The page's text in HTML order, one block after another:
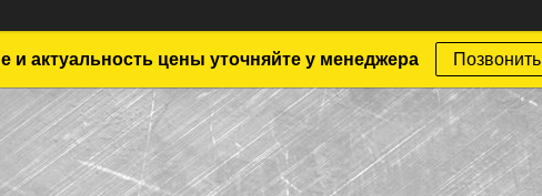
и актуальность цены уточняйте у менеджера Позвонить